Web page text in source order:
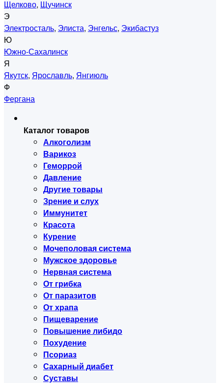
Щелково, Щучинск
Э
Электросталь, Элиста, Энгельс, Экибастуз
Ю
Южно-Сахалинск
Я
Якутск, Ярославль, Янгиюль
Ф
Фергана
Каталог товаров
Алкоголизм
Варикоз
Геморрой
Давление
Другие товары
Зрение и слух
Иммунитет
Красота
Курение
Мочеполовая система
Мужское здоровье
Нервная система
От грибка
От паразитов
От храпа
Пищеварение
Повышение либидо
Похудение
Псориаз
Сахарный диабет
Суставы